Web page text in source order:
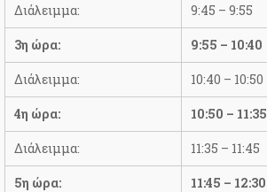
Διάλειμμα: 9:45 – 9:55
3η ώρα: 9:55 – 10:40
Διάλειμμα: 10:40 – 10:50
4η ώρα: 10:50 – 11:35
Διάλειμμα: 11:35 – 11:45
5η ώρα: 11:45 – 12:30